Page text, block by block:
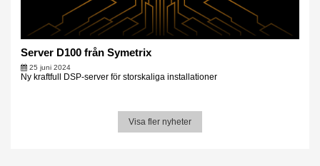
Server D100 från Symetrix
25 juni 2024
Ny kraftfull DSP-server för storskaliga installationer
Visa fler nyheter